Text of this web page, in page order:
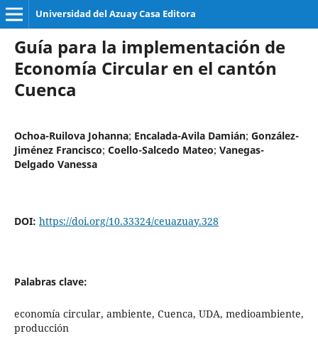
Universidad del Azuay Casa Editora
Guía para la implementación de
Economía Circular en el cantón
Cuenca
Ochoa-Ruilova Johanna; Encalada-Avila Damián; González-
Jiménez Francisco; Coello-Salcedo Mateo; Vanegas-
Delgado Vanessa
DOI: https://doi.org/10.33324/ceuazuay.328
Palabras clave:
economía circular, ambiente, Cuenca, UDA, medioambiente,
producción